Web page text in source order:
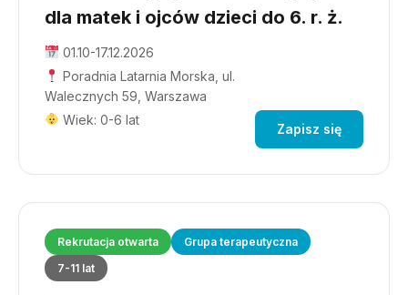
dla matek i ojców dzieci do 6. r. ż.
01.10-17.12.2026
Poradnia Latarnia Morska, ul.
Walecznych 59, Warszawa
Wiek: 0-6 lat
Zapisz się
Rekrutacja otwarta
Grupa terapeutyczna
7-11 lat